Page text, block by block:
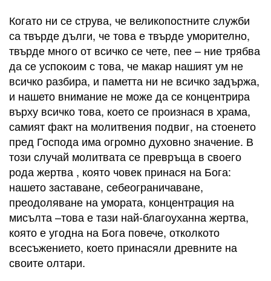
Когато ни се струва, че великопостните служби
са твърде дълги, че това е твърде уморително,
твърде много от всичко се чете, пее – ние трябва
да се успокоим с това, че макар нашият ум не
всичко разбира, и паметта ни не всичко задържа,
и нашето внимание не може да се концентрира
върху всичко това, което се произнася в храма,
самият факт на молитвения подвиг, на стоенето
пред Господа има огромно духовно значение. В
този случай молитвата се превръща в своего
рода жертва , която човек принася на Бога:
нашето заставане, себеограничаване,
преодоляване на умората, концентрация на
мисълта –това е тази най-благоуханна жертва,
която е угодна на Бога повече, отколкото
всесъжението, което принасяли древните на
своите олтари.